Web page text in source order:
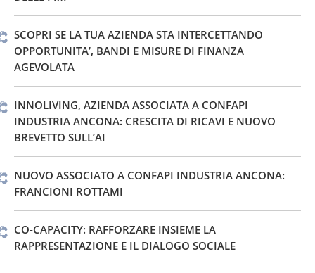
SCOPRI SE LA TUA AZIENDA STA INTERCETTANDO
OPPORTUNITA’, BANDI E MISURE DI FINANZA
AGEVOLATA
INNOLIVING, AZIENDA ASSOCIATA A CONFAPI
INDUSTRIA ANCONA: CRESCITA DI RICAVI E NUOVO
BREVETTO SULL’AI
NUOVO ASSOCIATO A CONFAPI INDUSTRIA ANCONA:
FRANCIONI ROTTAMI
CO-CAPACITY: RAFFORZARE INSIEME LA
RAPPRESENTAZIONE E IL DIALOGO SOCIALE